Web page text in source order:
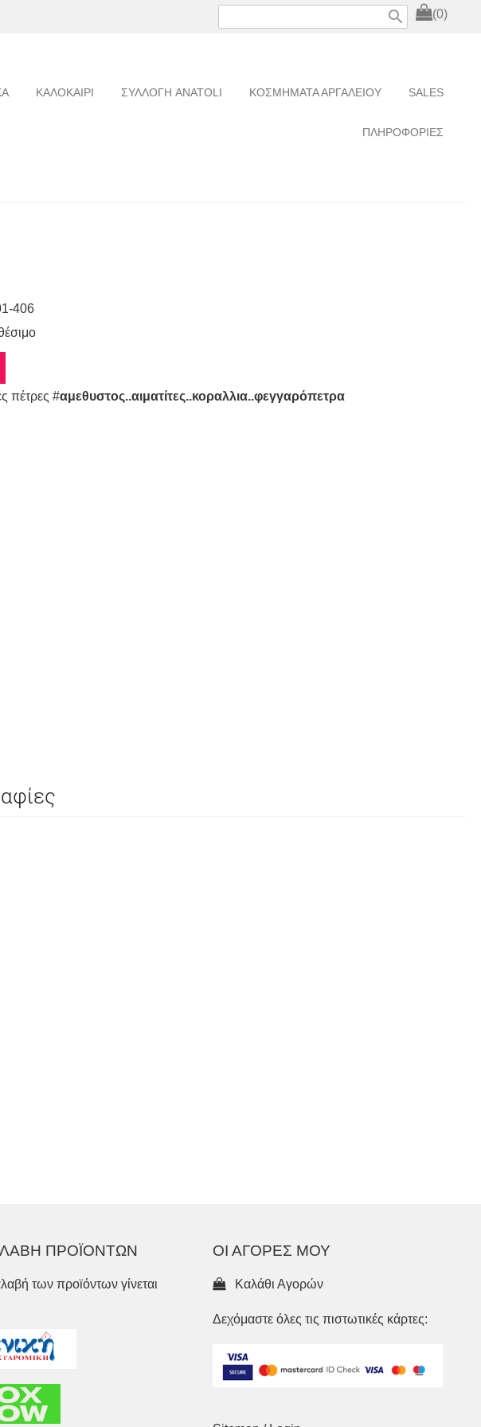
(0)
search
ΚΑΛΟΚΑΙΡΙ ΣΥΛΛΟΓΗ ANATOLI ΚΟΣΜΗΜΑΤΑ ΑΡΓΑΛΕΙΟΥ SALES
ΠΛΗΡΟΦΟΡΙΕΣ
406
πέτρες #αμεθυστος..αιματίτες..κοραλλια..φεγγαρόπετρα
ΠΡΟΪΟΝΤΩΝ
των προϊόντων γίνεται
ΟΙ ΑΓΟΡΕΣ ΜΟΥ
Καλάθι Αγορών
Δεχόμαστε όλες τις πιστωτικές κάρτες: